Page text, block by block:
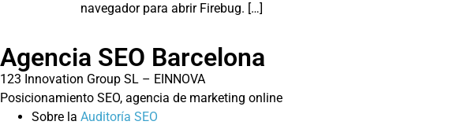
navegador para abrir Firebug. […]
Agencia SEO Barcelona
123 Innovation Group SL – EINNOVA
Posicionamiento SEO, agencia de marketing online
Sobre la Auditoría SEO